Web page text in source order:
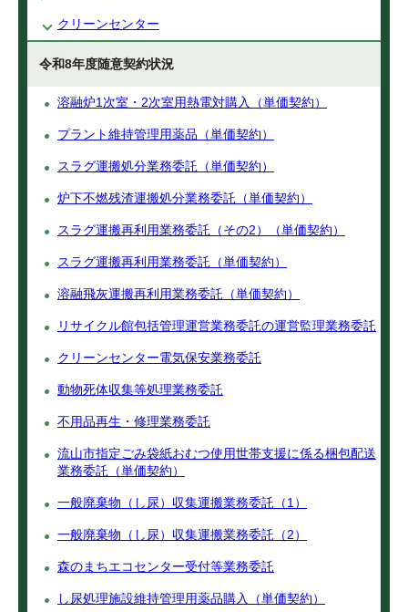
クリーンセンター
令和8年度随意契約状況
溶融炉1次室・2次室用熱電対購入（単価契約）
プラント維持管理用薬品（単価契約）
スラグ運搬処分業務委託（単価契約）
炉下不燃残渣運搬処分業務委託（単価契約）
スラグ運搬再利用業務委託（その2）（単価契約）
スラグ運搬再利用業務委託（単価契約）
溶融飛灰運搬再利用業務委託（単価契約）
リサイクル館包括管理運営業務委託の運営監理業務委託
クリーンセンター電気保安業務委託
動物死体収集等処理業務委託
不用品再生・修理業務委託
流山市指定ごみ袋紙おむつ使用世帯支援に係る梱包配送
業務委託（単価契約）
一般廃棄物（し尿）収集運搬業務委託（1）
一般廃棄物（し尿）収集運搬業務委託（2）
森のまちエコセンター受付等業務委託
し尿処理施設維持管理用薬品購入（単価契約）